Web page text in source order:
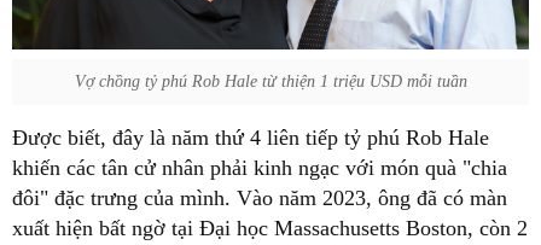
Vợ chồng tỷ phú Rob Hale từ thiện 1 triệu USD mỗi tuần
Được biết, đây là năm thứ 4 liên tiếp tỷ phú Rob Hale
khiến các tân cử nhân phải kinh ngạc với món quà "chia
đôi" đặc trưng của mình. Vào năm 2023, ông đã có màn
xuất hiện bất ngờ tại Đại học Massachusetts Boston, còn 2